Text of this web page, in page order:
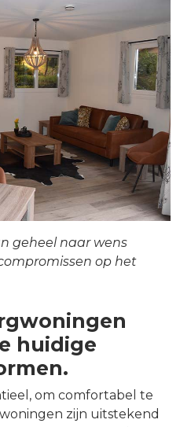
geheel naar wens
op het
huidige
om comfortabel te
zijn uitstekend